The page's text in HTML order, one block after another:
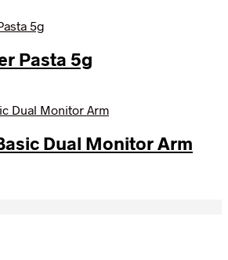
Pasta 5g
Dual Monitor Arm